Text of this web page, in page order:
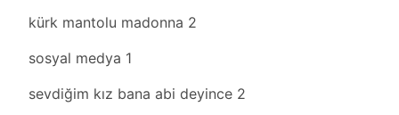
kürk mantolu madonna 2
sosyal medya 1
sevdiğim kız bana abi deyince 2